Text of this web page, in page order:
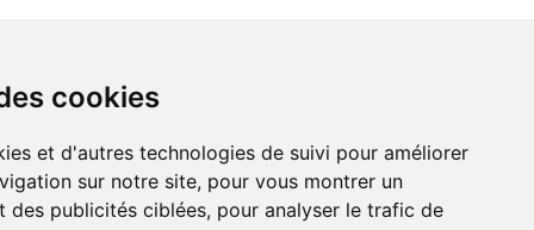
cookies
et d'autres technologies de suivi pour améliorer
sur notre site, pour vous montrer un
des publicités ciblées, pour analyser le trafic de